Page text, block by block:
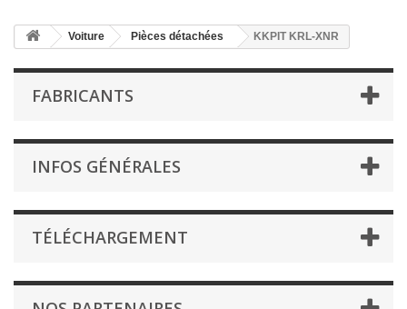
Voiture Pièces détachées KKPIT KRL-XNR
FABRICANTS
INFOS GÉNÉRALES
TÉLÉCHARGEMENT